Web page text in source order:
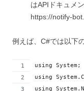
はAPIドキュメン
https://notify-
例えば、C#では以下
using System;
using
using